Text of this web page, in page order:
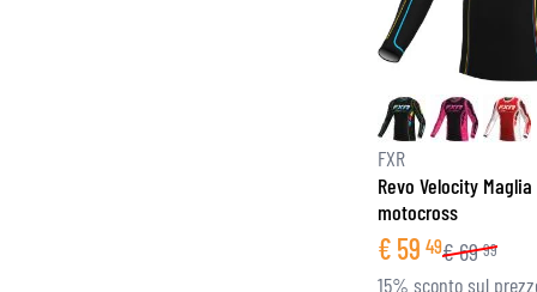
FXR
Revo Velocity
motocross
€ 59 49€69 99
15% sconto sul